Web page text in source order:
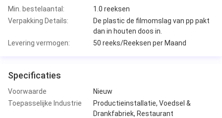
Min. bestelaantal:
1.0 reeksen
Verpakking Details:
De plastic de filmomslag van pp pakt
dan in houten doos in.
Levering vermogen:
50 reeks/Reeksen per Maand
Specificaties
Voorwaarde
Nieuw
Toepasselijke Industrie
Productieinstallatie, Voedsel &
Drankfabriek, Restaurant